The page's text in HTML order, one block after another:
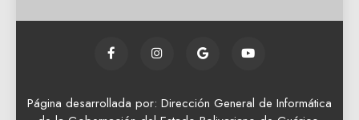
Página desarrollada por: Dirección General de Informática